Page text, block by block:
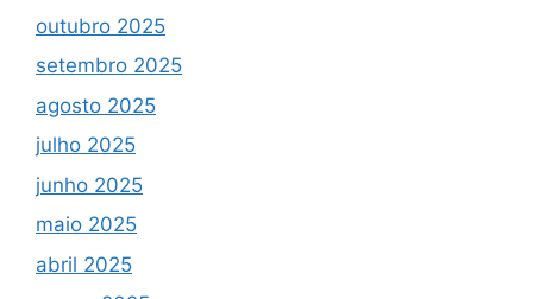
outubro 2025
setembro 2025
agosto 2025
julho 2025
junho 2025
maio 2025
abril 2025